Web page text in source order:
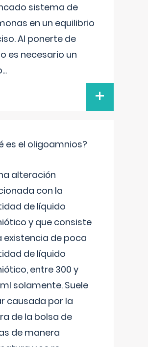
sistema de
en un equilibrio
Al ponerte de
es necesario un
...
+
es el oligoamnios?
alteración
con la
de líquido
y que consiste
existencia de poca
de líquido
entre 300 y
solamente. Suele
causada por la
de la bolsa de
de manera